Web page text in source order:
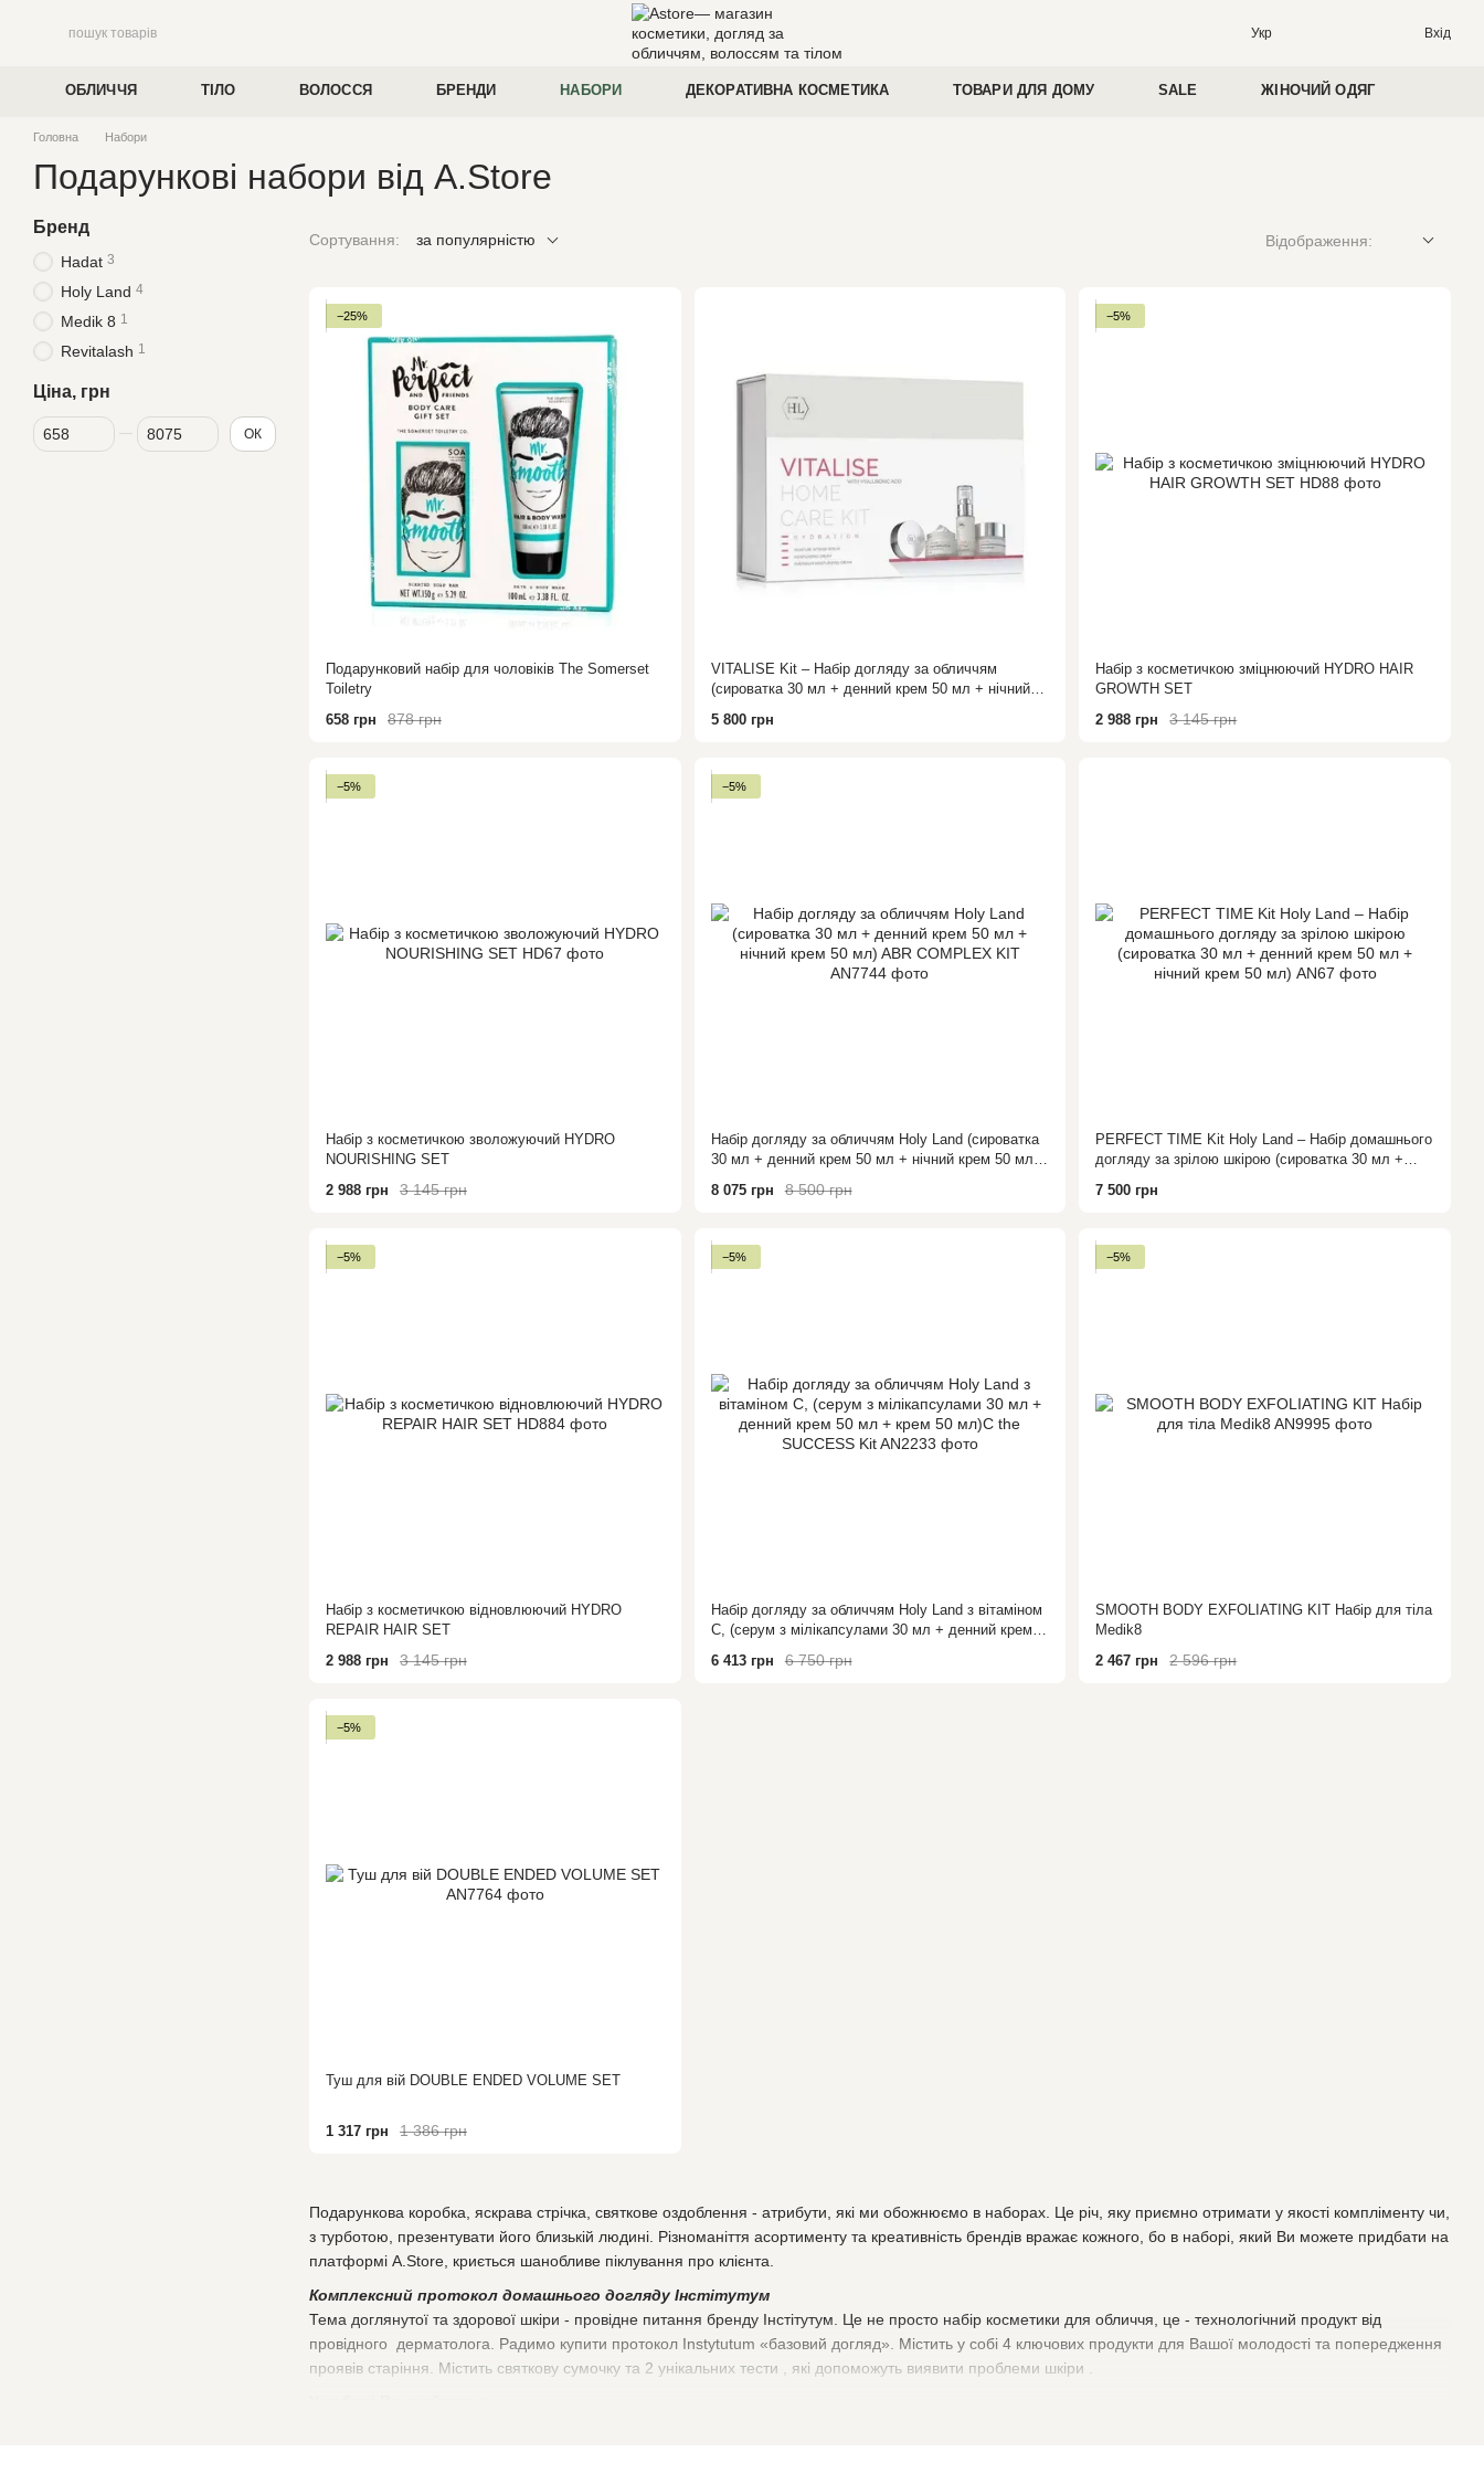
Укр Вхід
ОБЛИЧЧЯ ТІЛО ВОЛОССЯ БРЕНДИ НАБОРИ ДЕКОРАТИВНА КОСМЕТИКА ТОВАРИ ДЛЯ ДОМУ SALE ЖІНОЧИЙ ОДЯГ
Головна Набори
Подарункові набори від A.Store
Сортування: за популярністю Відображення:
Подарункова коробка, яскрава стрічка, святкове оздоблення - атрибути, які ми обожнюємо в наборах. Це річ, яку приємно отримати у якості компліменту чи,
з турботою, презентувати його близькій людині. Різноманіття асортименту та креативність брендів вражає кожного, бо в наборі, який Ви можете придбати на
платформі A.Store, криється шанобливе піклування про клієнта.
Комплексний протокол домашнього догляду Інстітутум
Тема доглянутої та здорової шкіри - провідне питання бренду Інстітутум. Це не просто набір косметики для обличчя, це - технологічний продукт від
провідного дерматолога. Радимо купити протокол Instytutum «базовий догляд». Містить у собі 4 ключових продукти для Вашої молодості та попередження
проявів старіння. Містить святкову сумочку та 2 унікальних тести , які допоможуть виявити проблеми шкіри .
−25%
Подарунковий набір для чоловіків The Somerset
Toiletry
878 грн
658 грн
VITALISE Kit – Набір догляду за обличчям
(сироватка 30 мл + денний крем 50 мл + нічний
5 800 грн
−5%
Набір з косметичкою зміцнюючий HYDRO HAIR
GROWTH SET
3 145 грн
2 988 грн
−5%
Набір з косметичкою зволожуючий HYDRO
NOURISHING SET
3 145 грн
2 988 грн
−5%
Набір догляду за обличчям Holy Land (сироватка
30 мл + денний крем 50 мл + нічний крем 50 мл)
8 500 грн
8 075 грн
PERFECT TIME Kit Holy Land – Набір домашнього
догляду за зрілою шкірою (сироватка 30 мл +
7 500 грн
−5%
Набір з косметичкою відновлюючий HYDRO
REPAIR HAIR SET
3 145 грн
2 988 грн
−5%
Набір догляду за обличчям Holy Land з вітаміном
С, (серум з мілікапсулами 30 мл + денний крем
6 750 грн
6 413 грн
−5%
SMOOTH BODY EXFOLIATING KIT Набір для тіла
Medik8
2 596 грн
2 467 грн
−5%
Туш для вій DOUBLE ENDED VOLUME SET
1 386 грн
1 317 грн
Бренд
Hadat 3
Holy Land 4
Medik 8 1
Revitalash 1
Ціна, грн
Від Ціна, грн
До Ціна, грн ОК